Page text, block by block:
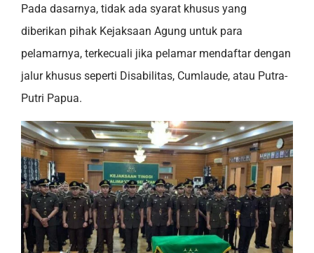
Pada dasarnya, tidak ada syarat khusus yang
diberikan pihak Kejaksaan Agung untuk para
pelamarnya, terkecuali jika pelamar mendaftar dengan
jalur khusus seperti Disabilitas, Cumlaude, atau Putra-
Putri Papua.